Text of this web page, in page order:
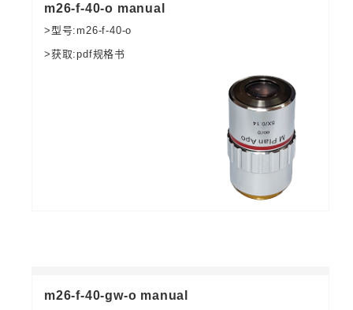
m26-f-40-o manual
>型号:m26-f-40-o
>获取:pdf规格书
m26-f-40-gw-o manual